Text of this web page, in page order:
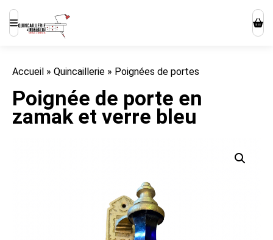
Accueil » Quincaillerie » Poignées de portes
Poignée de porte en
zamak et verre bleu